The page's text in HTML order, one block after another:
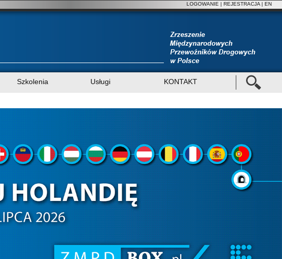
LOGOWANIE | REJESTRACJA | EN
Szkolenia Usługi KONTAKT